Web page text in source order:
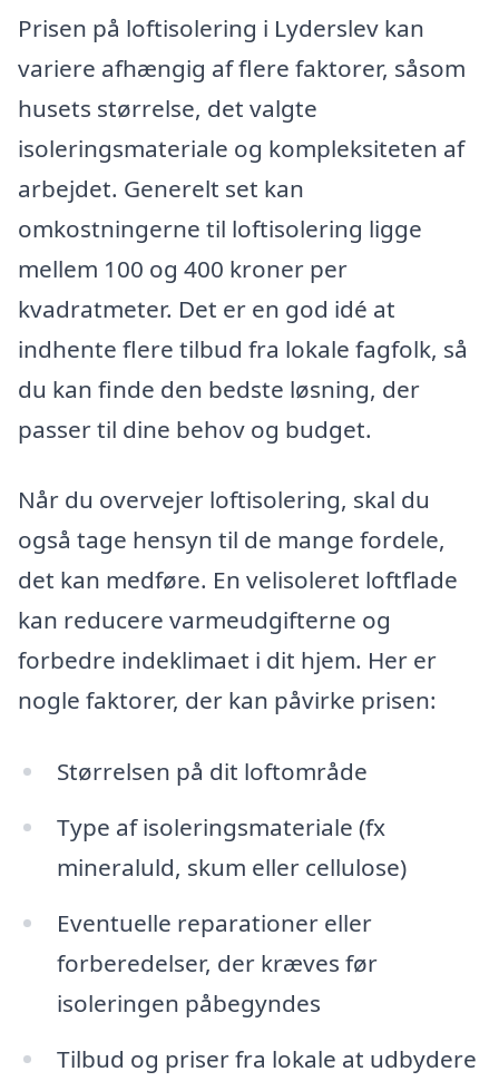
Prisen på loftisolering i Lyderslev kan
variere afhængig af flere faktorer, såsom
husets størrelse, det valgte
isoleringsmateriale og kompleksiteten af
arbejdet. Generelt set kan
omkostningerne til loftisolering ligge
mellem 100 og 400 kroner per
kvadratmeter. Det er en god idé at
indhente flere tilbud fra lokale fagfolk, så
du kan finde den bedste løsning, der
passer til dine behov og budget.
Når du overvejer loftisolering, skal du
også tage hensyn til de mange fordele,
det kan medføre. En velisoleret loftflade
kan reducere varmeudgifterne og
forbedre indeklimaet i dit hjem. Her er
nogle faktorer, der kan påvirke prisen:
Størrelsen på dit loftområde
Type af isoleringsmateriale (fx
mineraluld, skum eller cellulose)
Eventuelle reparationer eller
forberedelser, der kræves før
isoleringen påbegyndes
Tilbud og priser fra lokale at udbydere